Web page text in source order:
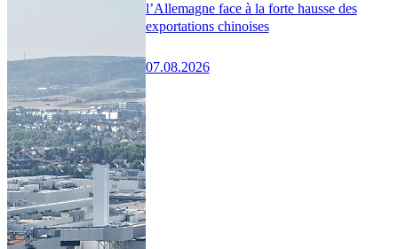
l’Allemagne face à la forte hausse des
exportations chinoises
07.08.2026